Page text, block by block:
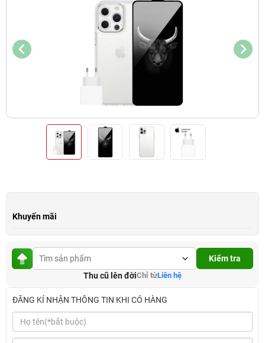
Khuyến mãi
Kiểm tra
Thu cũ lên đờiChỉ từLiên hệ
ĐĂNG KÍ NHẬN THÔNG TIN KHI CÓ HÀNG